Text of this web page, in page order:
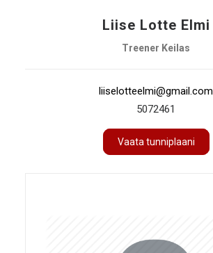
Liise Lotte Elmi
Treener Keilas
liiselotteelmi@gmail.com
5072461
Vaata tunniplaani